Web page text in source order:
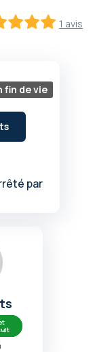
1 avis
fin de vie
par